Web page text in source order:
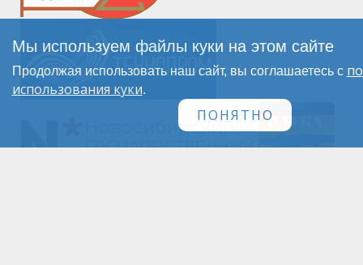
Мы используем файлы куки на этом сайте
Продолжая использовать наш сайт, вы соглашаетесь с
использования куки.
ПОНЯТНО